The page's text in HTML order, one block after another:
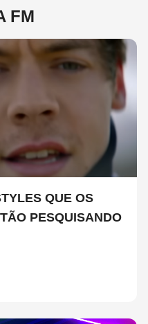
FM
QUE OS
PESQUISANDO